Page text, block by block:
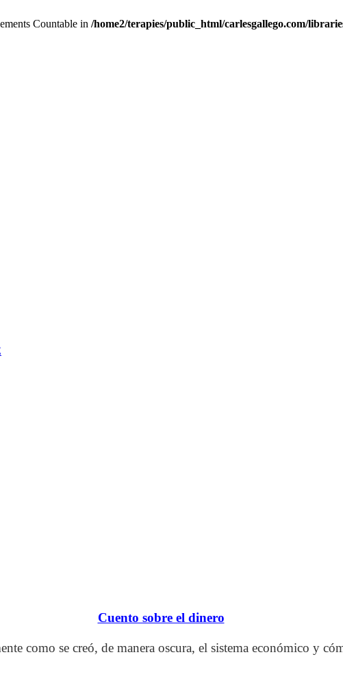
Countable in /home2/terapies/public_html/carlesgallego.com/
Cuento sobre el dinero
como se creó, de manera oscura, el sistema económico y